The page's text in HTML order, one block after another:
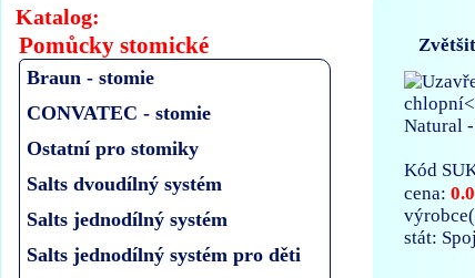
Katalog:
Pomůcky stomické
Braun - stomie
CONVATEC - stomie
Ostatní pro stomiky
Salts dvoudílný systém
Salts jednodílný systém
Salts jednodílný systém pro děti
Kód
cena:
stát: